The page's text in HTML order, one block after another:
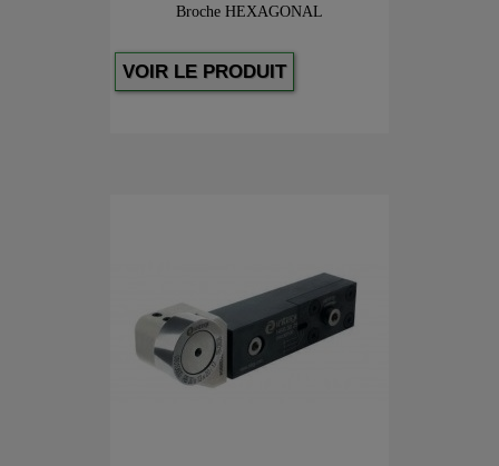
Broche HEXAGONAL
VOIR LE PRODUIT